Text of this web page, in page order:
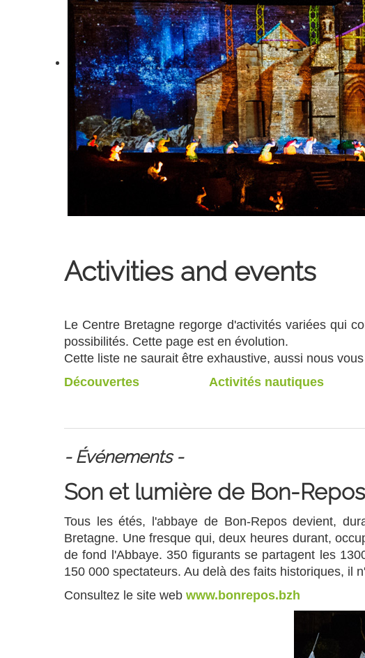
Activities and events
Le Centre Bretagne regorge d'activités variées qui
possibilités. Cette page est en évolution.
Cette liste ne saurait être exhaustive, aussi nous
Découvertes
Activités nautiques
- Événements -
Son et lumière de Bon-Repos
Tous les étés, l'abbaye de Bon-Repos devient,
Bretagne. Une fresque qui, deux heures durant,
de fond l'Abbaye. 350 figurants se partagent les
150 000 spectateurs. Au delà des faits historiques, il
Consultez le site web www.bonrepos.bzh